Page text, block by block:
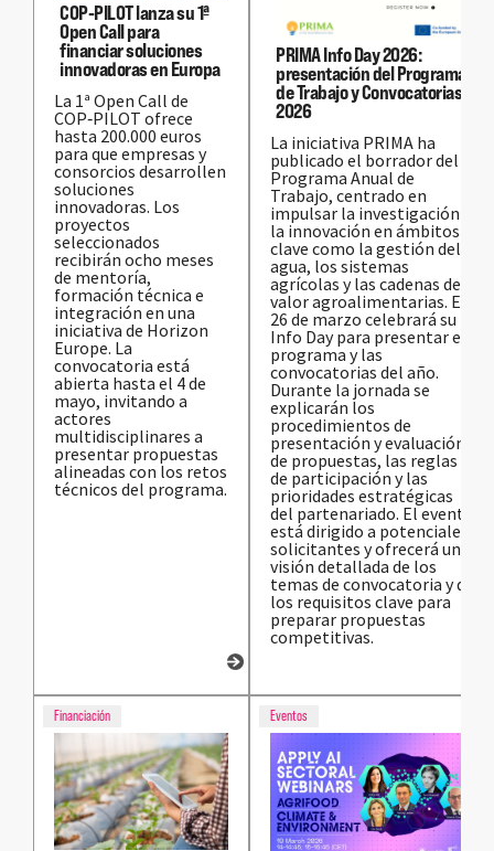
COP‑PILOT lanza su 1ª
Open Call para
financiar soluciones
innovadoras en Europa
La 1ª Open Call de
COP‑PILOT ofrece
hasta 200.000 euros
para que empresas y
consorcios desarrollen
soluciones
innovadoras. Los
proyectos
seleccionados
recibirán ocho meses
de mentoría,
formación técnica e
integración en una
iniciativa de Horizon
Europe. La
convocatoria está
abierta hasta el 4 de
mayo, invitando a
actores
multidisciplinares a
presentar propuestas
alineadas con los retos
técnicos del programa.
PRIMA Info Day 2026:
presentación del Programa
de Trabajo y Convocatorias
2026
La iniciativa PRIMA ha
publicado el borrador del
Programa Anual de
Trabajo, centrado en
impulsar la investigación y
la innovación en ámbitos
clave como la gestión del
agua, los sistemas
agrícolas y las cadenas de
valor agroalimentarias. El
26 de marzo celebrará su
Info Day para presentar el
programa y las
convocatorias del año.
Durante la jornada se
explicarán los
procedimientos de
presentación y evaluación
de propuestas, las reglas
de participación y las
prioridades estratégicas
del partenariado. El evento
está dirigido a potenciales
solicitantes y ofrecerá una
visión detallada de los
temas de convocatoria y de
los requisitos clave para
preparar propuestas
competitivas.
Financiación Eventos